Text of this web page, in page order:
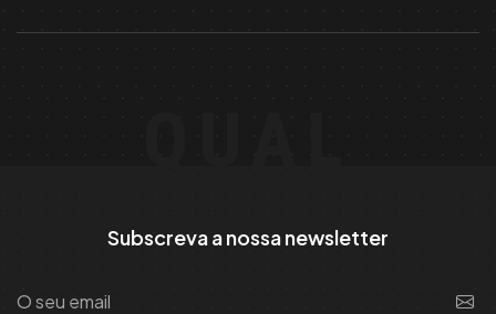
Subscreva a nossa newsletter